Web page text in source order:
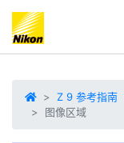
Z 9 参考指南
图像区域